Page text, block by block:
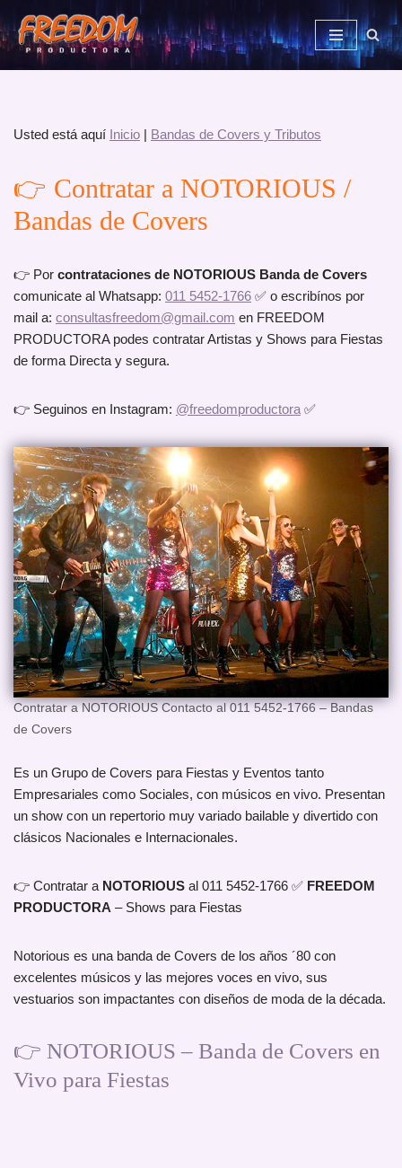
Saltar
al
Usted está aquí Inicio | Bandas de Covers y Tributos
👉 Contratar a NOTORIOUS /
Bandas de Covers
👉 Por contrataciones de NOTORIOUS Banda de Covers
comunicate al Whatsapp: 011 5452-1766 ✅ o escribínos por
mail a: consultasfreedom@gmail.com en FREEDOM
PRODUCTORA podes contratar Artistas y Shows para Fiestas
de forma Directa y segura.
👉 Seguinos en Instagram: @freedomproductora ✅
Contratar a NOTORIOUS Contacto al 011 5452-1766 – Bandas
de Covers
Es un Grupo de Covers para Fiestas y Eventos tanto
Empresariales como Sociales, con músicos en vivo. Presentan
un show con un repertorio muy variado bailable y divertido con
clásicos Nacionales e Internacionales.
👉 Contratar a NOTORIOUS al 011 5452-1766 ✅ FREEDOM
PRODUCTORA – Shows para Fiestas
Notorious es una banda de Covers de los años ´80 con
excelentes músicos y las mejores voces en vivo, sus
vestuarios son impactantes con diseños de moda de la década.
👉 NOTORIOUS – Banda de Covers en
Vivo para Fiestas